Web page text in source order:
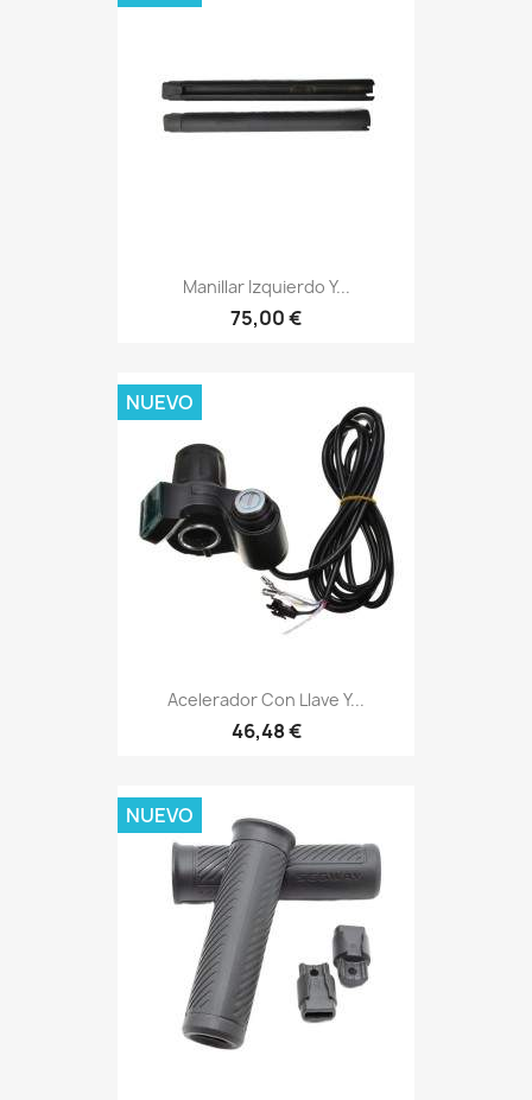
Manillar Izquierdo Y...
75,00 €
Acelerador Con Llave Y...
46,48 €
NUEVO
NUEVO